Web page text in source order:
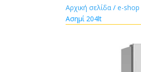
Αρχική σελίδα /e-shop
Ασημί 204lt